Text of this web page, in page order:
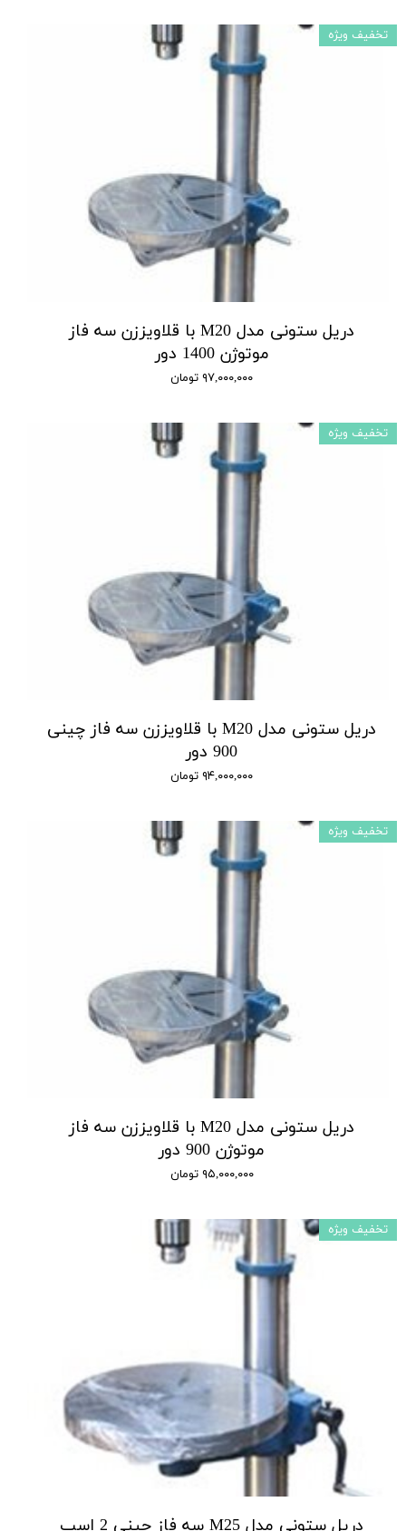
دریل ستونی مدل M20 با قلاویززن سه فاز
موتوژن 1400 دور
۹۷,۰۰۰,۰۰۰ تومان
تخفیف ویژه
دریل ستونی مدل M20 با قلاویززن سه فاز چینی
900 دور
۹۴,۰۰۰,۰۰۰ تومان
تخفیف ویژه
دریل ستونی مدل M20 با قلاویززن سه فاز
موتوژن 900 دور
۹۵,۰۰۰,۰۰۰ تومان
تخفیف ویژه
دریل ستونی مدل M25 سه فاز چینی 2 اسب
تخفیف ویژه